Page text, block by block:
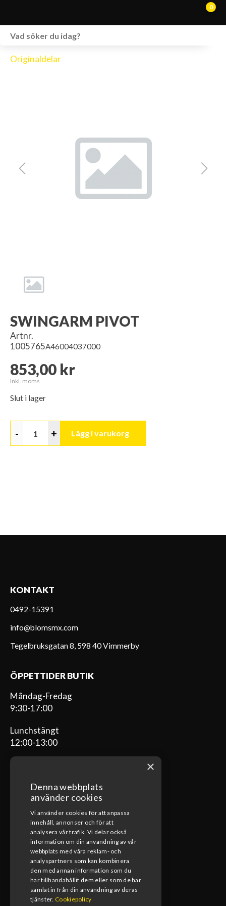
0
KONTAKT
Originaldelar
SWINGARM PIVOT
Artnr.
1005765A46004037000
853,00 kr
Inkl. moms
Slut i lager
- + Lägg i varukorg
KONTAKT
0492-15391
info@blomsmx.com
Tegelbruksgatan 8, 598 40 Vimmerby
ÖPPETTIDER BUTIK
Måndag-Fredag
9:30-17:00
Lunchstängt
12:00-13:00
ÖPPETTIDER VERKSTAD
Måndag-Fredag
08:00-17:00
Lunchstängt
12:00-13:00
×
Denna webbplats
använder cookies
Vi använder cookies för att anpassa
innehåll, annonser och för att
analysera vår trafik. Vi delar också
information om din användning av vår
webbplats med våra reklam- och
analyspartners som kan kombinera
den med annan information som du
har tillhandahållit dem eller som de har
samlat in från din användning av deras
tjänster. Cookiepolicy